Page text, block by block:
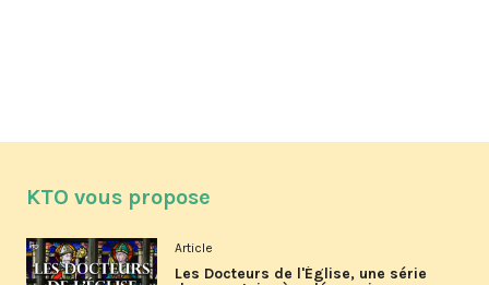
KTO vous propose
Article
Les Docteurs de l'Église, une série